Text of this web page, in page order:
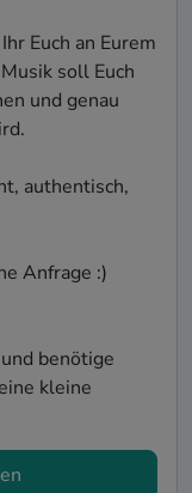
Euch an Eurem
soll Euch
und genau
benötige
kleine